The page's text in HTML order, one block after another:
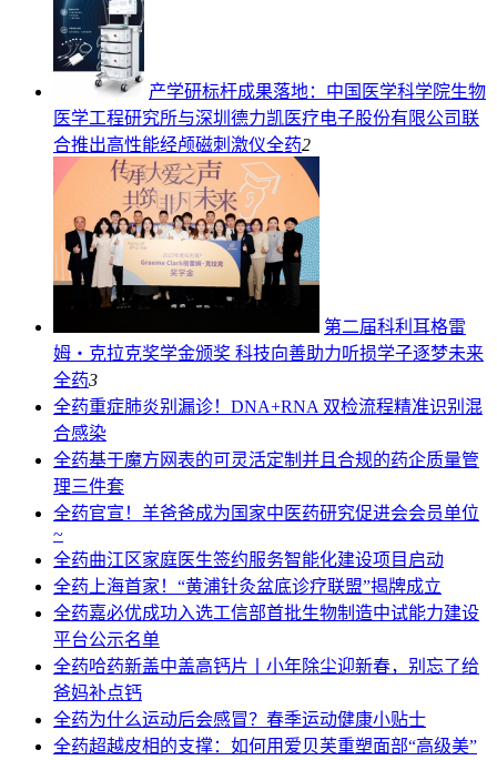
产学研标杆成果落地：中国医学科学院生物
医学工程研究所与深圳德力凯医疗电子股份有限公司联
合推出高性能经颅磁刺激仪全药2
第二届科利耳格雷
姆・克拉克奖学金颁奖 科技向善助力听损学子逐梦未来
全药3
全药重症肺炎别漏诊！DNA+RNA 双检流程精准识别混
合感染
全药基于魔方网表的可灵活定制并且合规的药企质量管
理三件套
全药官宣！羊爸爸成为国家中医药研究促进会会员单位
~
全药曲江区家庭医生签约服务智能化建设项目启动
全药上海首家！“黄浦针灸盆底诊疗联盟”揭牌成立
全药嘉必优成功入选工信部首批生物制造中试能力建设
平台公示名单
全药哈药新盖中盖高钙片丨小年除尘迎新春，别忘了给
爸妈补点钙
全药为什么运动后会感冒？春季运动健康小贴士
全药超越皮相的支撑：如何用爱贝芙重塑面部“高级美”